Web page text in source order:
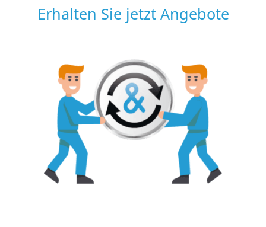
Erhalten Sie jetzt Angebote